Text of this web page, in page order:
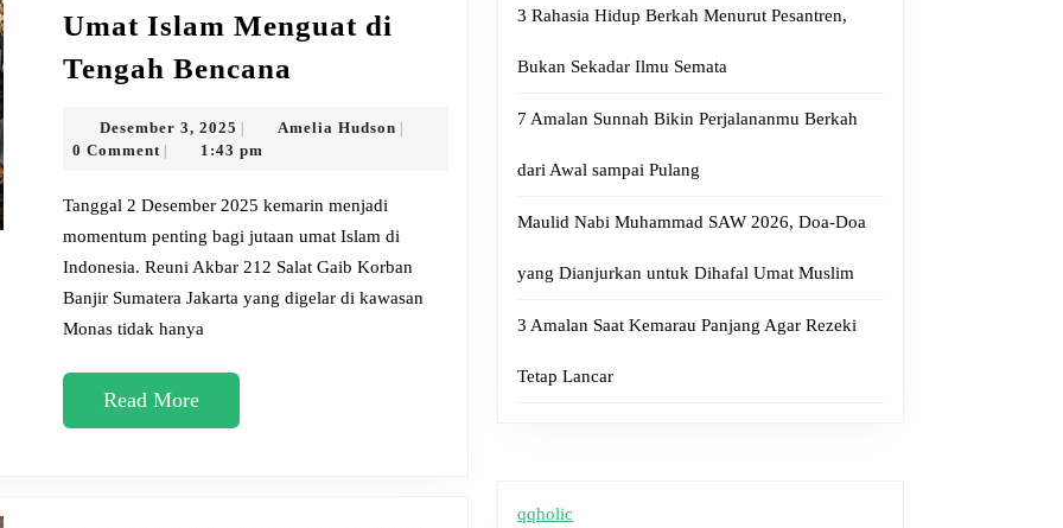
Umat Islam Menguat di
Tengah Bencana
212
Salat
Gaib
untuk
Korban
Desember 3, 2025 Desember
3,
Amelia HudsonAmelia
0 Comment 1:43 pm
Tanggal 2 Desember 2025 kemarin menjadi
momentum penting bagi jutaan umat Islam di
Indonesia. Reuni Akbar 212 Salat Gaib Korban
Banjir Sumatera Jakarta yang digelar di kawasan
Monas tidak hanya
Read MoreRead
More
3 Rahasia Hidup Berkah Menurut Pesantren,
Bukan Sekadar Ilmu Semata
7 Amalan Sunnah Bikin Perjalananmu Berkah
dari Awal sampai Pulang
Maulid Nabi Muhammad SAW 2026, Doa-Doa
yang Dianjurkan untuk Dihafal Umat Muslim
3 Amalan Saat Kemarau Panjang Agar Rezeki
Tetap Lancar
qqholic